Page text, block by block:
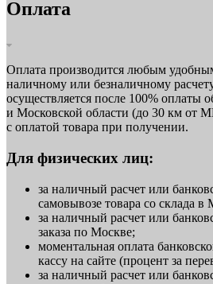
Оплата
Оплата производится любым
наличному или безналичному
осуществляется после 100% оплаты
и Московской области (до 30 км от
с оплатой товара при получении.
Для физических лиц:
за наличный расчет или
самовывозе товара со склада в
за наличный расчет или
заказа по Москве;
моментальная оплата
кассу на сайте (процент за
за наличный расчет или